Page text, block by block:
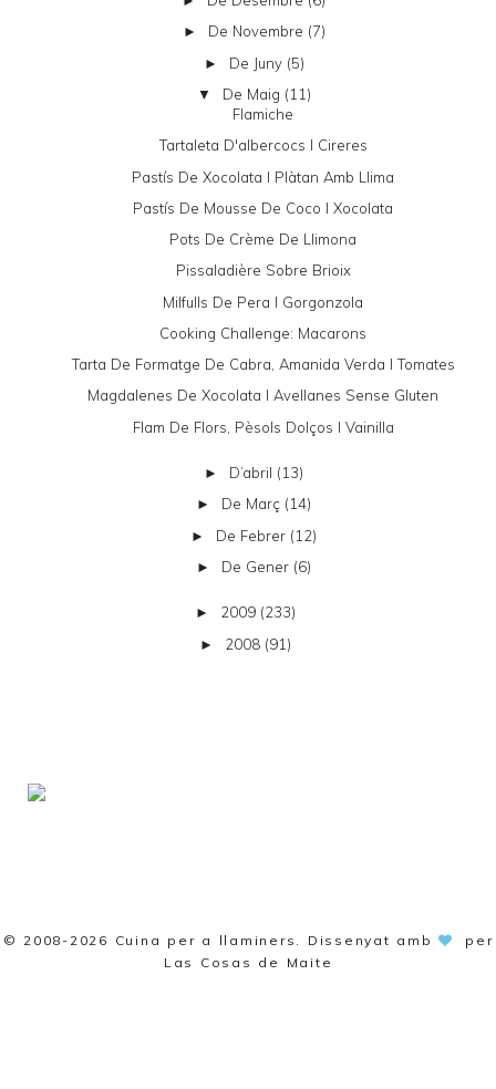
► De Novembre (7)
► De Juny (5)
▼ De Maig (11)
Flamiche
Tartaleta D'albercocs I Cireres
Pastís De Xocolata I Plàtan Amb Llima
Pastís De Mousse De Coco I Xocolata
Pots De Crème De Llimona
Pissaladière Sobre Brioix
Milfulls De Pera I Gorgonzola
Cooking Challenge: Macarons
Tarta De Formatge De Cabra, Amanida Verda I Tomates
Magdalenes De Xocolata I Avellanes Sense Gluten
Flam De Flors, Pèsols Dolços I Vainilla
► D’abril (13)
► De Març (14)
► De Febrer (12)
► De Gener (6)
► 2009 (233)
► 2008 (91)
© 2008-2026 Cuina per a llaminers . Dissenyat amb
per
Las Cosas de Maite